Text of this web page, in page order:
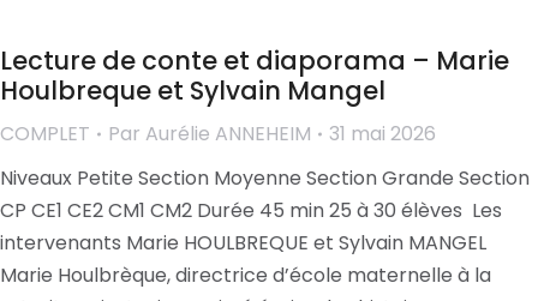
Lecture de conte et diaporama – Marie
Houlbreque et Sylvain Mangel
COMPLET Par Aurélie ANNEHEIM
31 mai 2026
Niveaux Petite Section Moyenne Section Grande Section
CP CE1 CE2 CM1 CM2 Durée 45 min 25 à 30 élèves Les
intervenants Marie HOULBREQUE et Sylvain MANGEL
Marie Houlbrèque, directrice d’école maternelle à la